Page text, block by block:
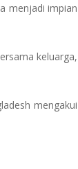
menjadi impian
keluarga,
mengakui